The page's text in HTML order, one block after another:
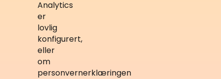
Analytics
er
lovlig
konfigurert,
eller
om
personvernerklæringen